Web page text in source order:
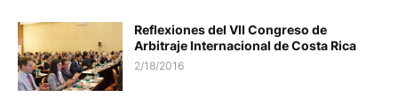
Reflexiones del VII Congreso de
Arbitraje Internacional de Costa Rica
2/18/2016